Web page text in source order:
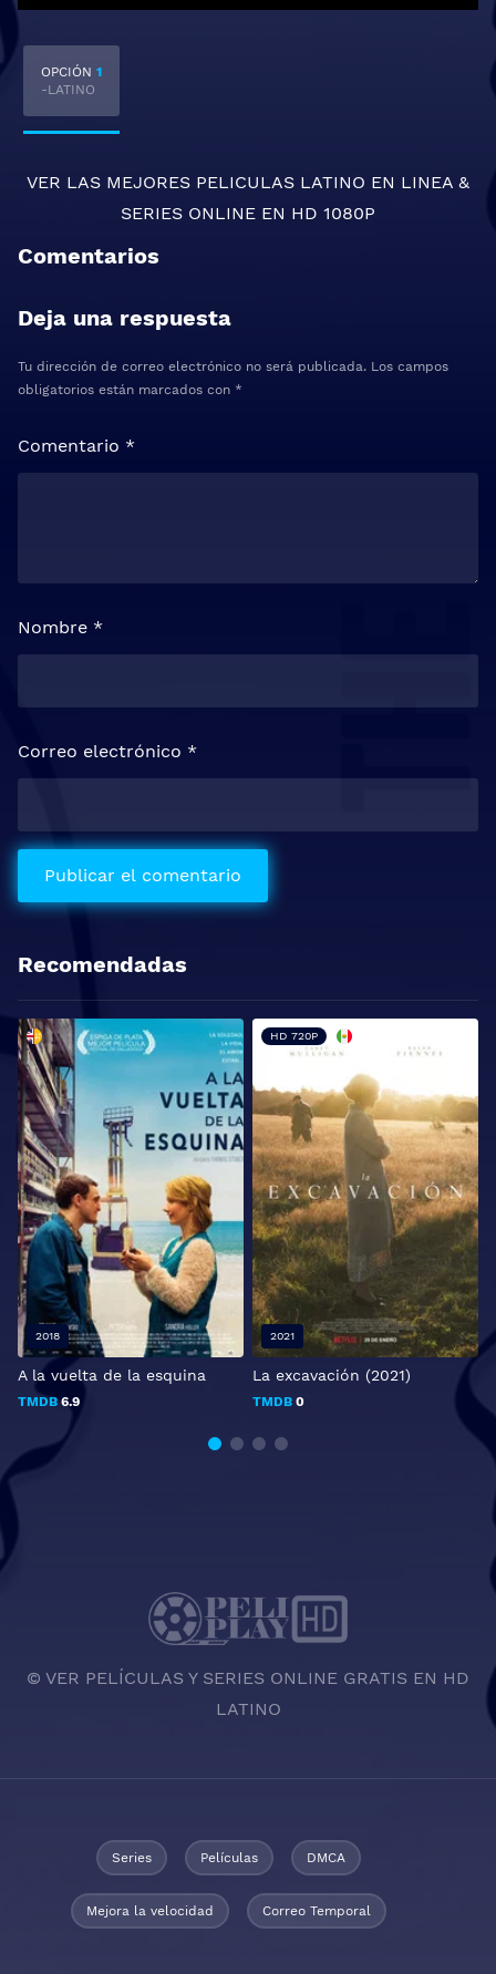
OPCIÓN 1
-LATINO
VER LAS MEJORES PELICULAS LATINO EN LINEA &
SERIES ONLINE EN HD 1080P
Comentarios
Deja una respuesta
Tu dirección de correo electrónico no será publicada. Los campos
obligatorios están marcados con *
Comentario *
Nombre *
Correo electrónico *
Recomendadas
A la vuelta de la esquina
TMDB6.9
2018
La excavación (2021)
TMDB 0
HD 720P
2021
© VER PELÍCULAS Y SERIES ONLINE GRATIS EN HD
LATINO
Series Películas DMCA
Mejora la velocidad Correo Temporal